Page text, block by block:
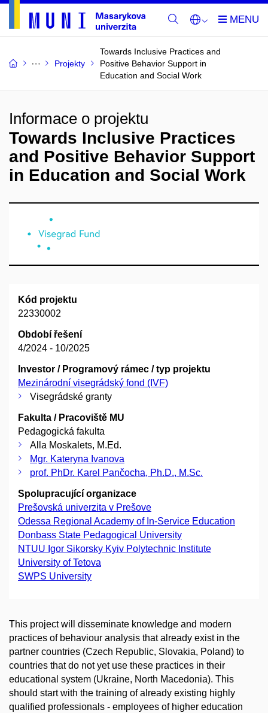
Projekty
Towards Inclusive Practices and
Positive Behavior Support in
Education and Social Work
Informace o projektu
Towards Inclusive Practices
and Positive Behavior Support
in Education and Social Work
Kód projektu
22330002
Období řešení
4/2024 - 10/2025
Investor / Programový rámec / typ projektu
Mezinárodní visegrádský fond (IVF)
Visegrádské granty
Fakulta / Pracoviště MU
Pedagogická fakulta
Alla Moskalets, M.Ed.
Mgr. Kateryna Ivanova
prof. PhDr. Karel Pančocha, Ph.D., M.Sc.
Spolupracující organizace
Prešovská univerzita v Prešove
Odessa Regional Academy of In-Service Education
Donbass State Pedagogical University
NTUU Igor Sikorsky Kyiv Polytechnic Institute
University of Tetova
SWPS University
This project will disseminate knowledge and modern
practices of behaviour analysis that already exist in the
partner countries (Czech Republic, Slovakia, Poland) to
countries that do not yet use these practices in their
educational system (Ukraine, North Macedonia). This
should start with the training of already existing highly
qualified professionals - employees of higher education